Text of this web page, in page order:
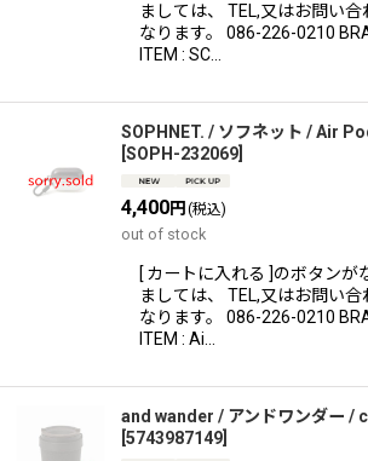
ましては、 TEL,又はお問い
なります。 086-226-0210
ITEM : SC…
SOPHNET. / ソフネット / Air
SOPH-232069
4,400円 (税込)
out of stock
[ カートに入れる ]のボタンが
ましては、 TEL,又はお問い
なります。 086-226-0210
ITEM : Ai…
and wander / アンドワンダー /
5743987149